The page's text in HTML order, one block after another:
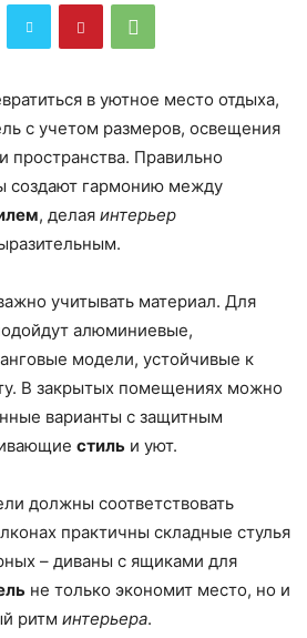
в уютное место отдыха,
с учетом размеров, освещения
пространства. Правильно
создают гармонию между
, делая интерьер
учитывать материал. Для
алюминиевые,
модели, устойчивые к
В закрытых помещениях можно
варианты с защитным
стиль и уют.
должны соответствовать
практичны складные стулья
– диваны с ящиками для
не только экономит место, но и
ритм интерьера.